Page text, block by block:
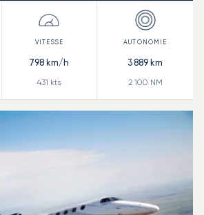
798 km/h
431 kts
3 889 km
2 100 NM